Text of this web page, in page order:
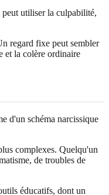
peut utiliser la culpabilité,
regard fixe peut sembler
et la colère ordinaire
d'un schéma narcissique
complexes. Quelqu'un
de troubles de
éducatifs, dont un